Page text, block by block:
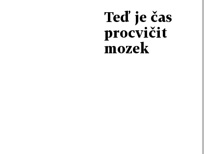
Teď je čas
procvičit
mozek